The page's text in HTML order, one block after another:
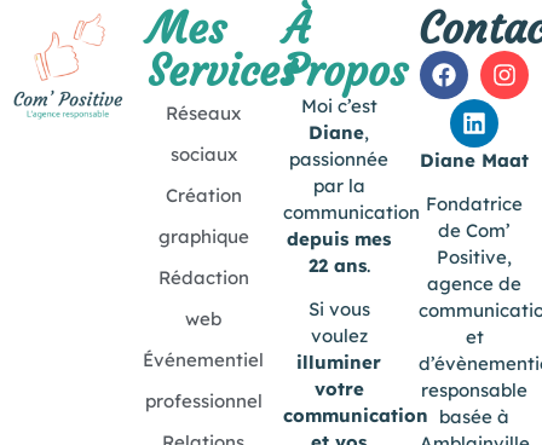
Mes
Services
Réseaux
sociaux
Création
graphique
Rédaction
web
Événementiel
professionnel
À
Propos
Moi c’est
Diane,
passionnée
par la
communication
depuis mes
22 ans.
Si vous
voulez
illuminer
votre
communication
Diane Maat
Fondatrice
de Com’
Positive,
agence de
et
responsable
basée à